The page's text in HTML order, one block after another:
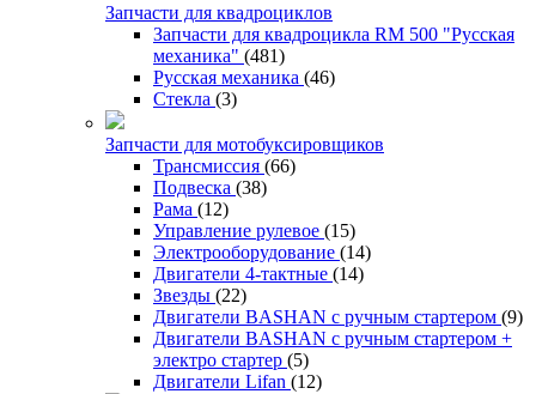
Запчасти для квадроциклов
Запчасти для квадроцикла RM 500 "Русская
механика" (481)
Русская механика (46)
Стекла (3)
Запчасти для мотобуксировщиков
Трансмиссия (66)
Подвеска (38)
Рама (12)
Управление рулевое (15)
Электрооборудование (14)
Двигатели 4-тактные (14)
Звезды (22)
Двигатели BASHAN с ручным стартером (9)
Двигатели BASHAN с ручным стартером +
электро стартер (5)
Двигатели Lifan (12)